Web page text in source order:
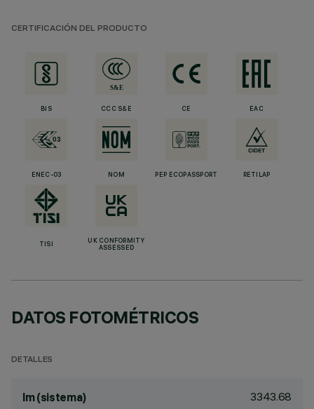
CERTIFICACIÓN DEL PRODUCTO
BIS CCC S&E CE EAC
ENEC-03 NOM PEP ECOPASSPORT RETILAP
TISI
UK CONFORMITY
ASSESSED
DATOS FOTOMÉTRICOS
DETALLES
lm (sistema) 3343.68